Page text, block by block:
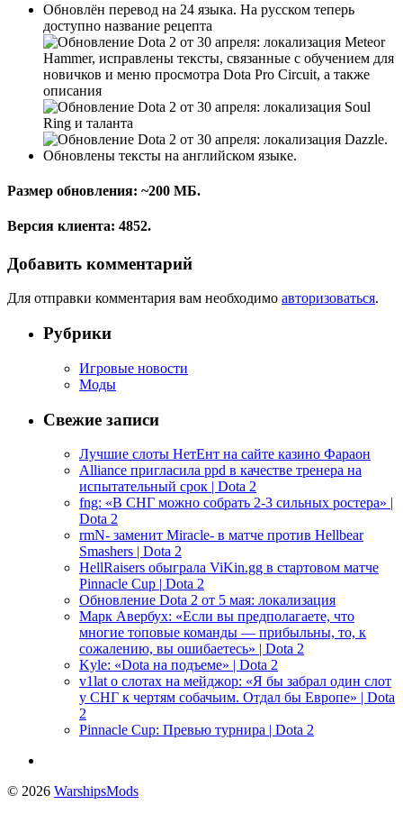
Обновлён перевод на 24 языка. На русском теперь
доступно название рецепта
Meteor
Hammer, исправлены тексты, связанные с обучением для
новичков и меню просмотра Dota Pro Circuit, а также
описания
Soul
Ring и таланта
Dazzle.
Обновлены тексты на английском языке.
Размер обновления: ~200 МБ.
Версия клиента: 4852.
Добавить комментарий
Для отправки комментария вам необходимо авторизоваться.
Рубрики
Игровые новости
Моды
Свежие записи
Лучшие слоты НетЕнт на сайте казино Фараон
Alliance пригласила ppd в качестве тренера на
испытательный срок | Dota 2
fng: «В СНГ можно собрать 2-3 сильных ростера» |
Dota 2
rmN- заменит Miracle- в матче против Hellbear
Smashers | Dota 2
HellRaisers обыграла ViKin.gg в стартовом матче
Pinnacle Cup | Dota 2
Обновление Dota 2 от 5 мая: локализация
Марк Авербух: «Если вы предполагаете, что
многие топовые команды — прибыльны, то, к
сожалению, вы ошибаетесь» | Dota 2
Kyle: «Dota на подъеме» | Dota 2
v1lat о слотах на мейджор: «Я бы забрал один слот
у СНГ к чертям собачьим. Отдал бы Европе» | Dota
2
Pinnacle Cup: Превью турнира | Dota 2
© 2026 WarshipsMods